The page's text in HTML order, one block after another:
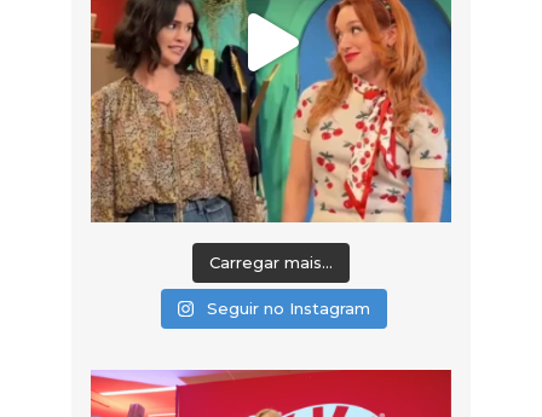
Carregar mais...
Seguir no Instagram